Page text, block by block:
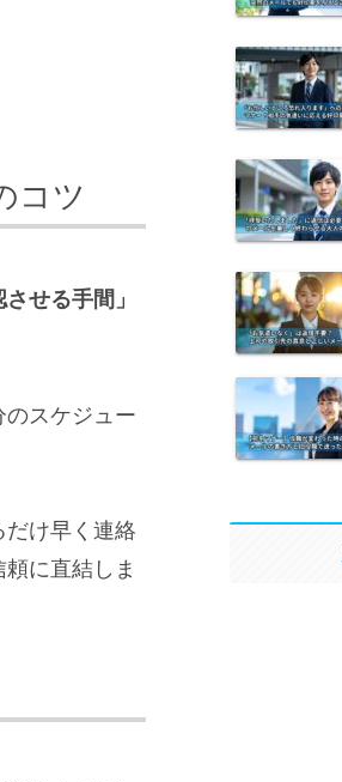
コツ
せる手間」
スケジュー
け早く連絡
に直結しま